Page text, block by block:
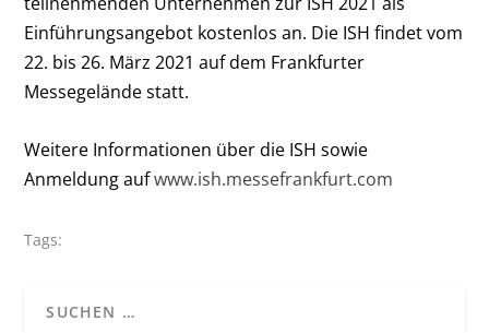
Einführungsangebot kostenlos an. Die ISH findet vom
22. bis 26. März 2021 auf dem Frankfurter
Messegelände statt.
Weitere Informationen über die ISH sowie
Anmeldung aufwww.ish.messefrankfurt.com
Tags: